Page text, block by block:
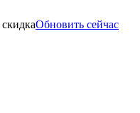
скидкаОбновить сейчас